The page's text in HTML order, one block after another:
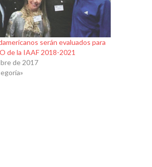
serán evaluados para
de la IAAF 2018-2021
de 2017